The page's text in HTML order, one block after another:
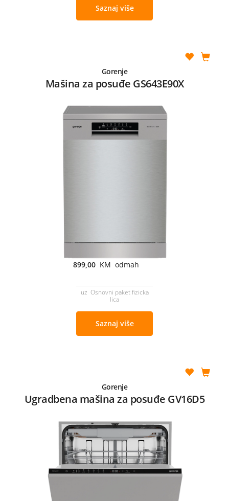
Saznaj više
Gorenje
Mašina za posuđe GS643E90X
899,00 KM odmah
uz Osnovni paket fizicka
lica
Saznaj više
Gorenje
Ugradbena mašina za posuđe GV16D5